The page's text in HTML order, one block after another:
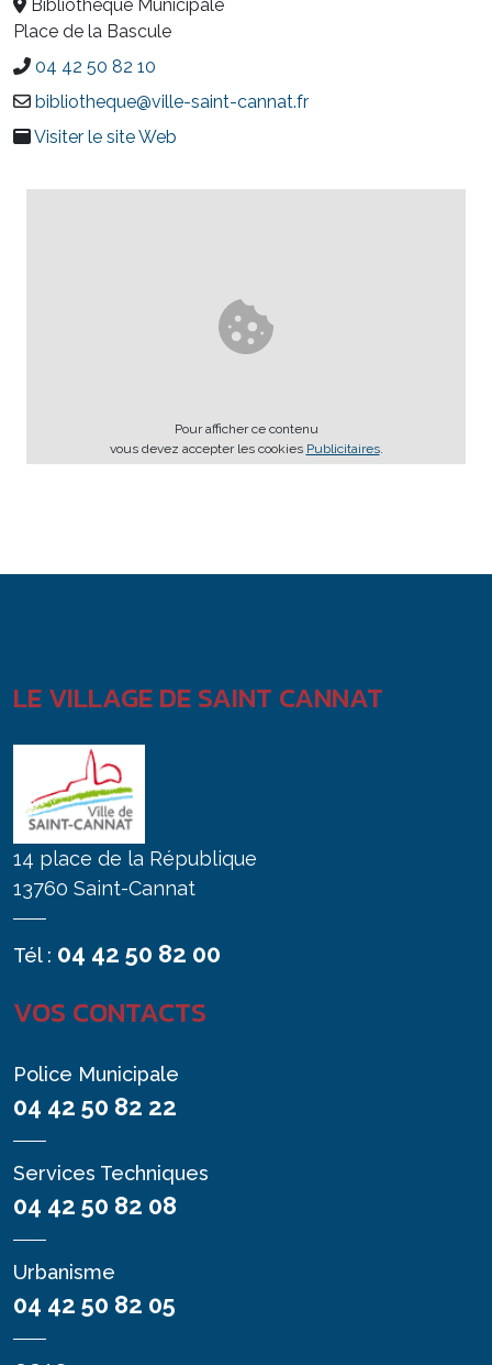
Bibliothèque Municipale
Place de la Bascule
04 42 50 82 10
bibliotheque@ville-saint-cannat.fr
Visiter le site Web
Pour afficher ce contenu
vous devez accepter les cookies Publicitaires.
LE VILLAGE DE SAINT CANNAT
14 place de la République
13760 Saint-Cannat
Tél : 04 42 50 82 00
VOS CONTACTS
Police Municipale
04 42 50 82 22
Services Techniques
04 42 50 82 08
Urbanisme
04 42 50 82 05